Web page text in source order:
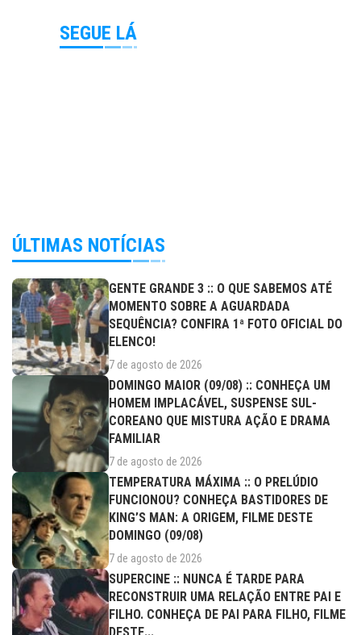
SEGUE LÁ
ÚLTIMAS NOTÍCIAS
GENTE GRANDE 3 :: O QUE SABEMOS ATÉ
MOMENTO SOBRE A AGUARDADA
SEQUÊNCIA? CONFIRA 1ª FOTO OFICIAL DO
ELENCO!
7 de agosto de 2026
DOMINGO MAIOR (09/08) :: CONHEÇA UM
HOMEM IMPLACÁVEL, SUSPENSE SUL-
COREANO QUE MISTURA AÇÃO E DRAMA
FAMILIAR
7 de agosto de 2026
TEMPERATURA MÁXIMA :: O PRELÚDIO
FUNCIONOU? CONHEÇA BASTIDORES DE
KING’S MAN: A ORIGEM, FILME DESTE
DOMINGO (09/08)
7 de agosto de 2026
SUPERCINE :: NUNCA É TARDE PARA
RECONSTRUIR UMA RELAÇÃO ENTRE PAI E
FILHO. CONHEÇA DE PAI PARA FILHO, FILME